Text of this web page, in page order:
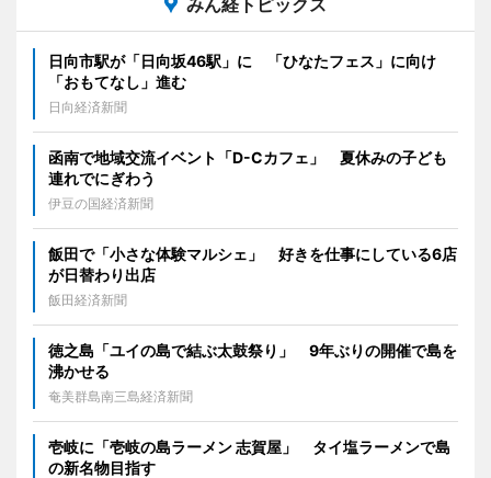
日向市駅が「日向坂46駅」に 「ひなたフェス」に向け
「おもてなし」進む
日向経済新聞
函南で地域交流イベント「D-Cカフェ」 夏休みの子ども
連れでにぎわう
伊豆の国経済新聞
飯田で「小さな体験マルシェ」 好きを仕事にしている6店
が日替わり出店
飯田経済新聞
徳之島「ユイの島で結ぶ太鼓祭り」 9年ぶりの開催で島を
沸かせる
奄美群島南三島経済新聞
壱岐に「壱岐の島ラーメン 志賀屋」 タイ塩ラーメンで島
の新名物目指す